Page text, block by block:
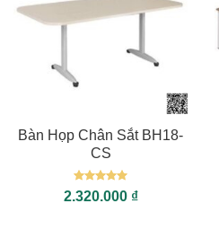
Bàn Họp Chân Sắt BH18-
CS
Được xếp
hạng55
2.320.000 ₫